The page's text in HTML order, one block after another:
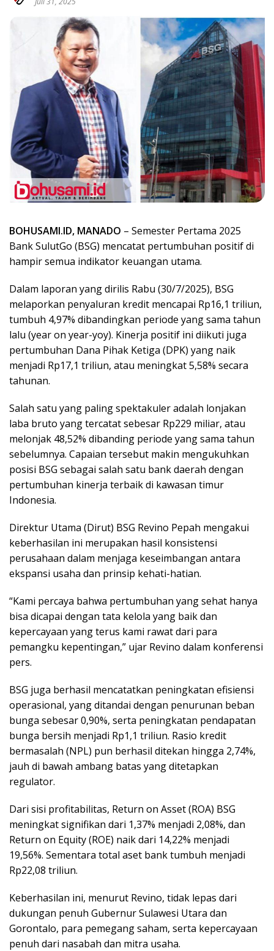
BOHUSAMI.ID, MANADO – Semester Pertama 2025
Bank SulutGo (BSG) mencatat pertumbuhan positif di
hampir semua indikator keuangan utama.
Dalam laporan yang dirilis Rabu (30/7/2025), BSG
melaporkan penyaluran kredit mencapai Rp16,1 triliun,
tumbuh 4,97% dibandingkan periode yang sama tahun
lalu (year on year-yoy). Kinerja positif ini diikuti juga
pertumbuhan Dana Pihak Ketiga (DPK) yang naik
menjadi Rp17,1 triliun, atau meningkat 5,58% secara
tahunan.
Salah satu yang paling spektakuler adalah lonjakan
laba bruto yang tercatat sebesar Rp229 miliar, atau
melonjak 48,52% dibanding periode yang sama tahun
sebelumnya. Capaian tersebut makin mengukuhkan
posisi BSG sebagai salah satu bank daerah dengan
pertumbuhan kinerja terbaik di kawasan timur
Indonesia.
Direktur Utama (Dirut) BSG Revino Pepah mengakui
keberhasilan ini merupakan hasil konsistensi
perusahaan dalam menjaga keseimbangan antara
ekspansi usaha dan prinsip kehati-hatian.
“Kami percaya bahwa pertumbuhan yang sehat hanya
bisa dicapai dengan tata kelola yang baik dan
kepercayaan yang terus kami rawat dari para
pemangku kepentingan,” ujar Revino dalam konferensi
pers.
BSG juga berhasil mencatatkan peningkatan efisiensi
operasional, yang ditandai dengan penurunan beban
bunga sebesar 0,90%, serta peningkatan pendapatan
bunga bersih menjadi Rp1,1 triliun. Rasio kredit
bermasalah (NPL) pun berhasil ditekan hingga 2,74%,
jauh di bawah ambang batas yang ditetapkan
regulator.
Dari sisi profitabilitas, Return on Asset (ROA) BSG
meningkat signifikan dari 1,37% menjadi 2,08%, dan
Return on Equity (ROE) naik dari 14,22% menjadi
19,56%. Sementara total aset bank tumbuh menjadi
Rp22,08 triliun.
Keberhasilan ini, menurut Revino, tidak lepas dari
dukungan penuh Gubernur Sulawesi Utara dan
Gorontalo, para pemegang saham, serta kepercayaan
penuh dari nasabah dan mitra usaha.